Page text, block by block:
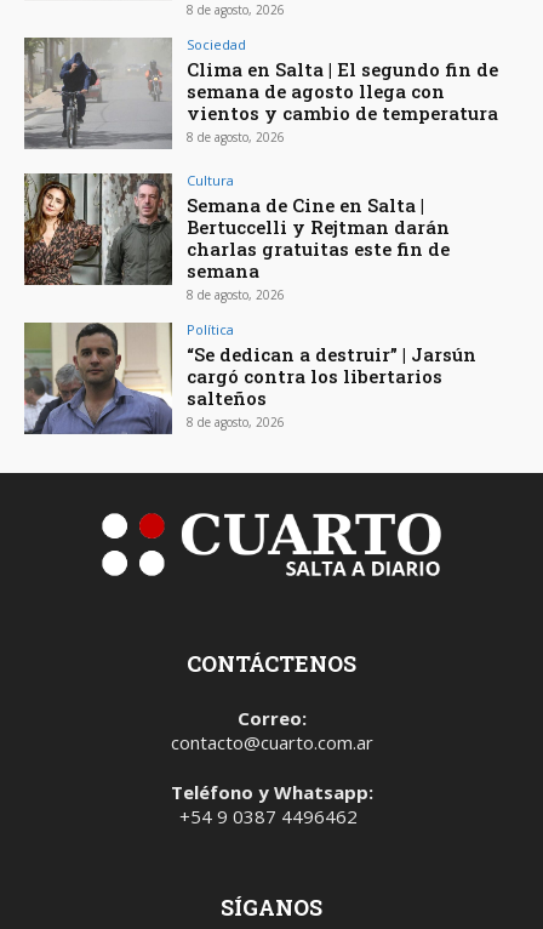
8 de agosto, 2026
Sociedad
Clima en Salta | El segundo fin de
semana de agosto llega con
vientos y cambio de temperatura
8 de agosto, 2026
Cultura
Semana de Cine en Salta |
Bertuccelli y Rejtman darán
charlas gratuitas este fin de
semana
8 de agosto, 2026
Política
“Se dedican a destruir” | Jarsún
cargó contra los libertarios
salteños
8 de agosto, 2026
CONTÁCTENOS
Correo:
contacto@cuarto.com.ar
Teléfono y Whatsapp:
+54 9 0387 4496462
SÍGANOS